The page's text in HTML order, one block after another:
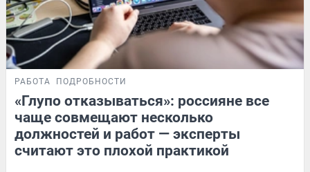
РАБОТА ПОДРОБНОСТИ
«Глупо отказываться»: россияне все
чаще совмещают несколько
должностей и работ — эксперты
считают это плохой практикой